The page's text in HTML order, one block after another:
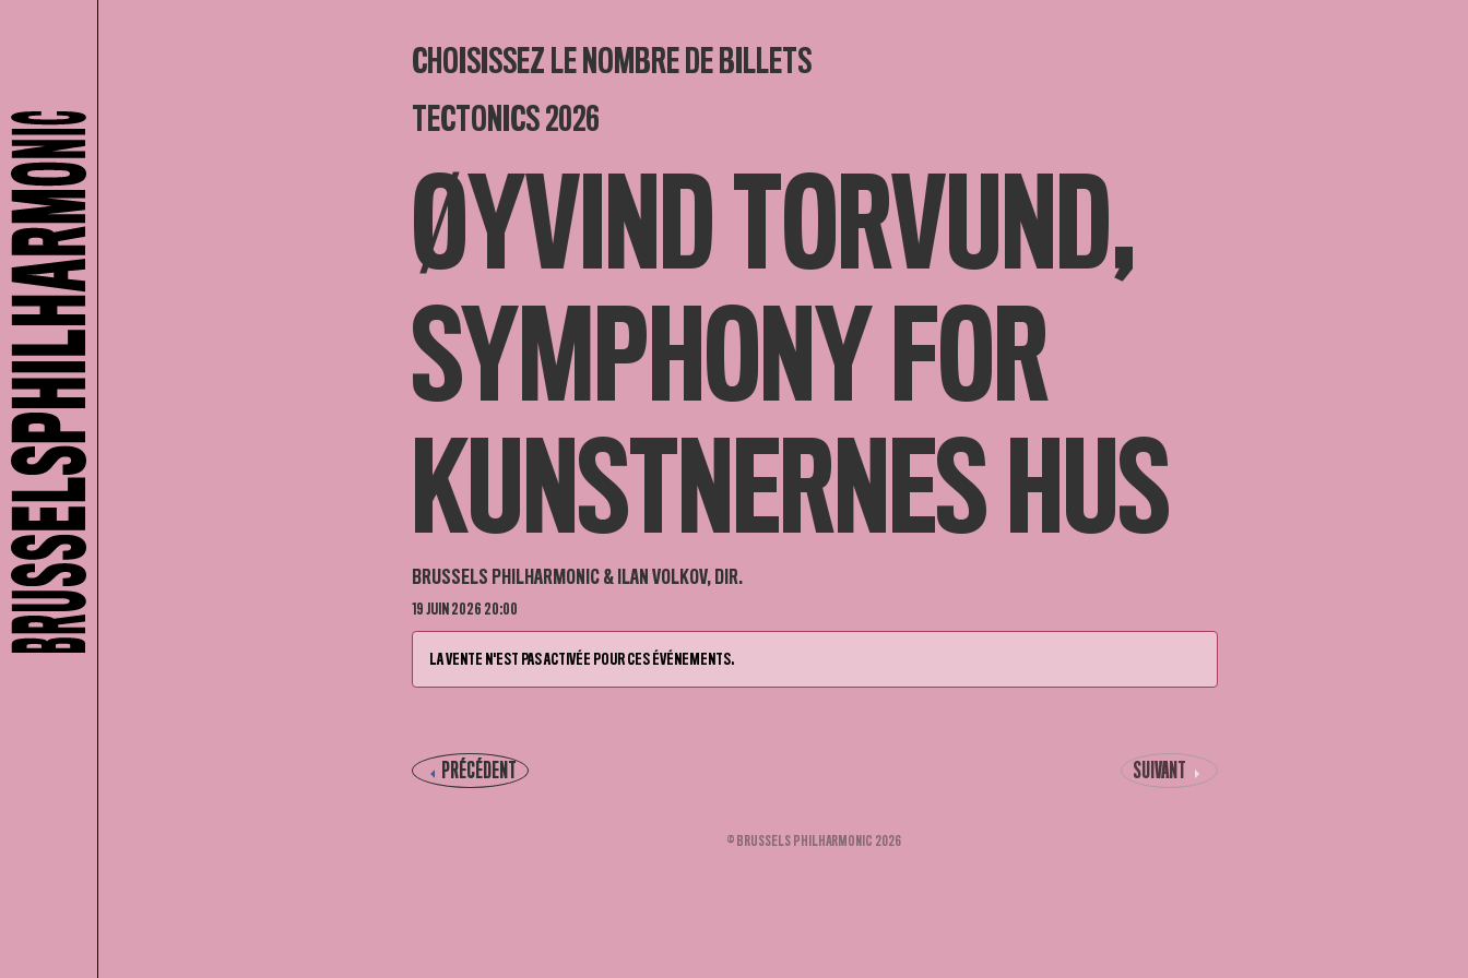
CHOISISSEZ LE NOMBRE DE BILLETS
TECTONICS 2026
ØYVIND TORVUND,
SYMPHONY FOR
KUNSTNERNES HUS
BRUSSELS PHILHARMONIC & ILAN VOLKOV, DIR.
19 JUIN 2026 20:00
LA VENTE N'EST PAS ACTIVÉE POUR CES ÉVÉNEMENTS.
SUIVANT
PRÉCÉDENT
© BRUSSELS PHILHARMONIC 2026